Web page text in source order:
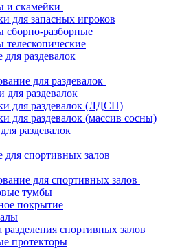
и скамейки
для запасных игроков
сборно-разборные
телескопические
раздевалок
для раздевалок
для раздевалок
для раздевалок (ЛДСП)
для раздевалок (массив сосны)
раздевалок
для спортивных залов
для спортивных залов
тумбы
покрытие
разделения спортивных залов
протекторы